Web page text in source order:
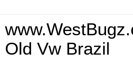
Old Vw Brazil